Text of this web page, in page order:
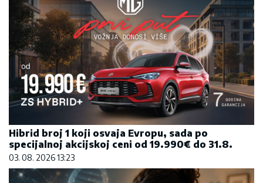
Hibrid broj 1 koji osvaja Evropu, sada po
specijalnoj akcijskoj ceni od 19.990€ do 31.8.
03. 08. 2026 13:23